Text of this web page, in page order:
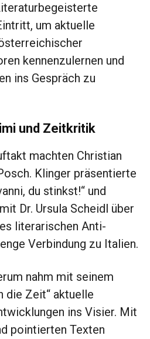
um aktuelle
kennenzulernen und
ins Gespräch zu
und Zeitkritik
machten Christian
Klinger präsentierte
du stinkst!“ und
Dr. Ursula Scheidl über
literarischen Anti-
Verbindung zu Italien.
nahm mit seinem
die Zeit“ aktuelle
ins Visier. Mit
pointierten Texten